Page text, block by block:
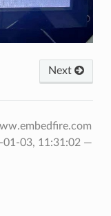
Next
01-03, 11:31:02 —